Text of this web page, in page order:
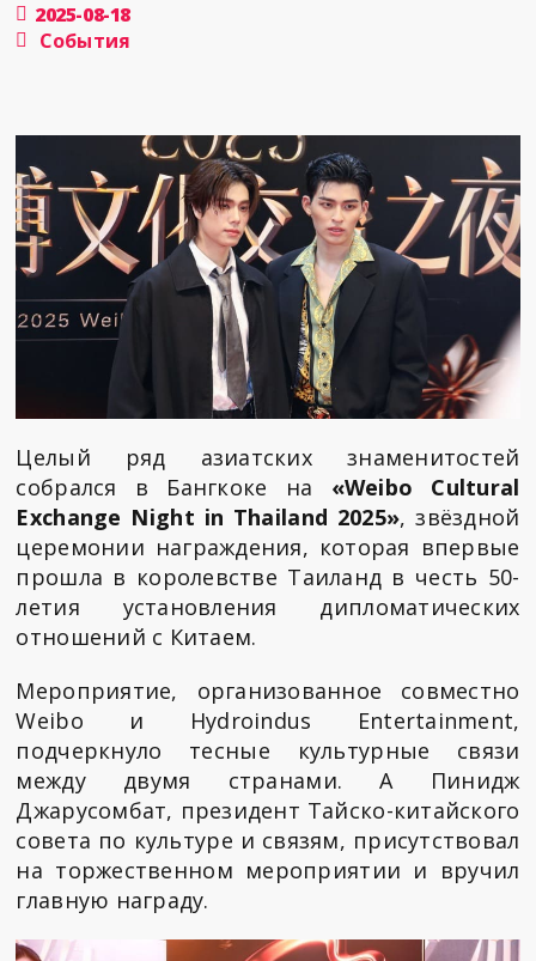
2025-08-18
События
Целый ряд азиатских знаменитостей
собрался в Бангкоке на «Weibo Cultural
Exchange Night in Thailand 2025», звёздной
церемонии награждения, которая впервые
прошла в королевстве Таиланд в честь 50-
летия установления дипломатических
отношений с Китаем.
Мероприятие, организованное совместно
Weibo и Hydroindus Entertainment,
подчеркнуло тесные культурные связи
между двумя странами. А Пинидж
Джарусомбат, президент Тайско-китайского
совета по культуре и связям, присутствовал
на торжественном мероприятии и вручил
главную награду.